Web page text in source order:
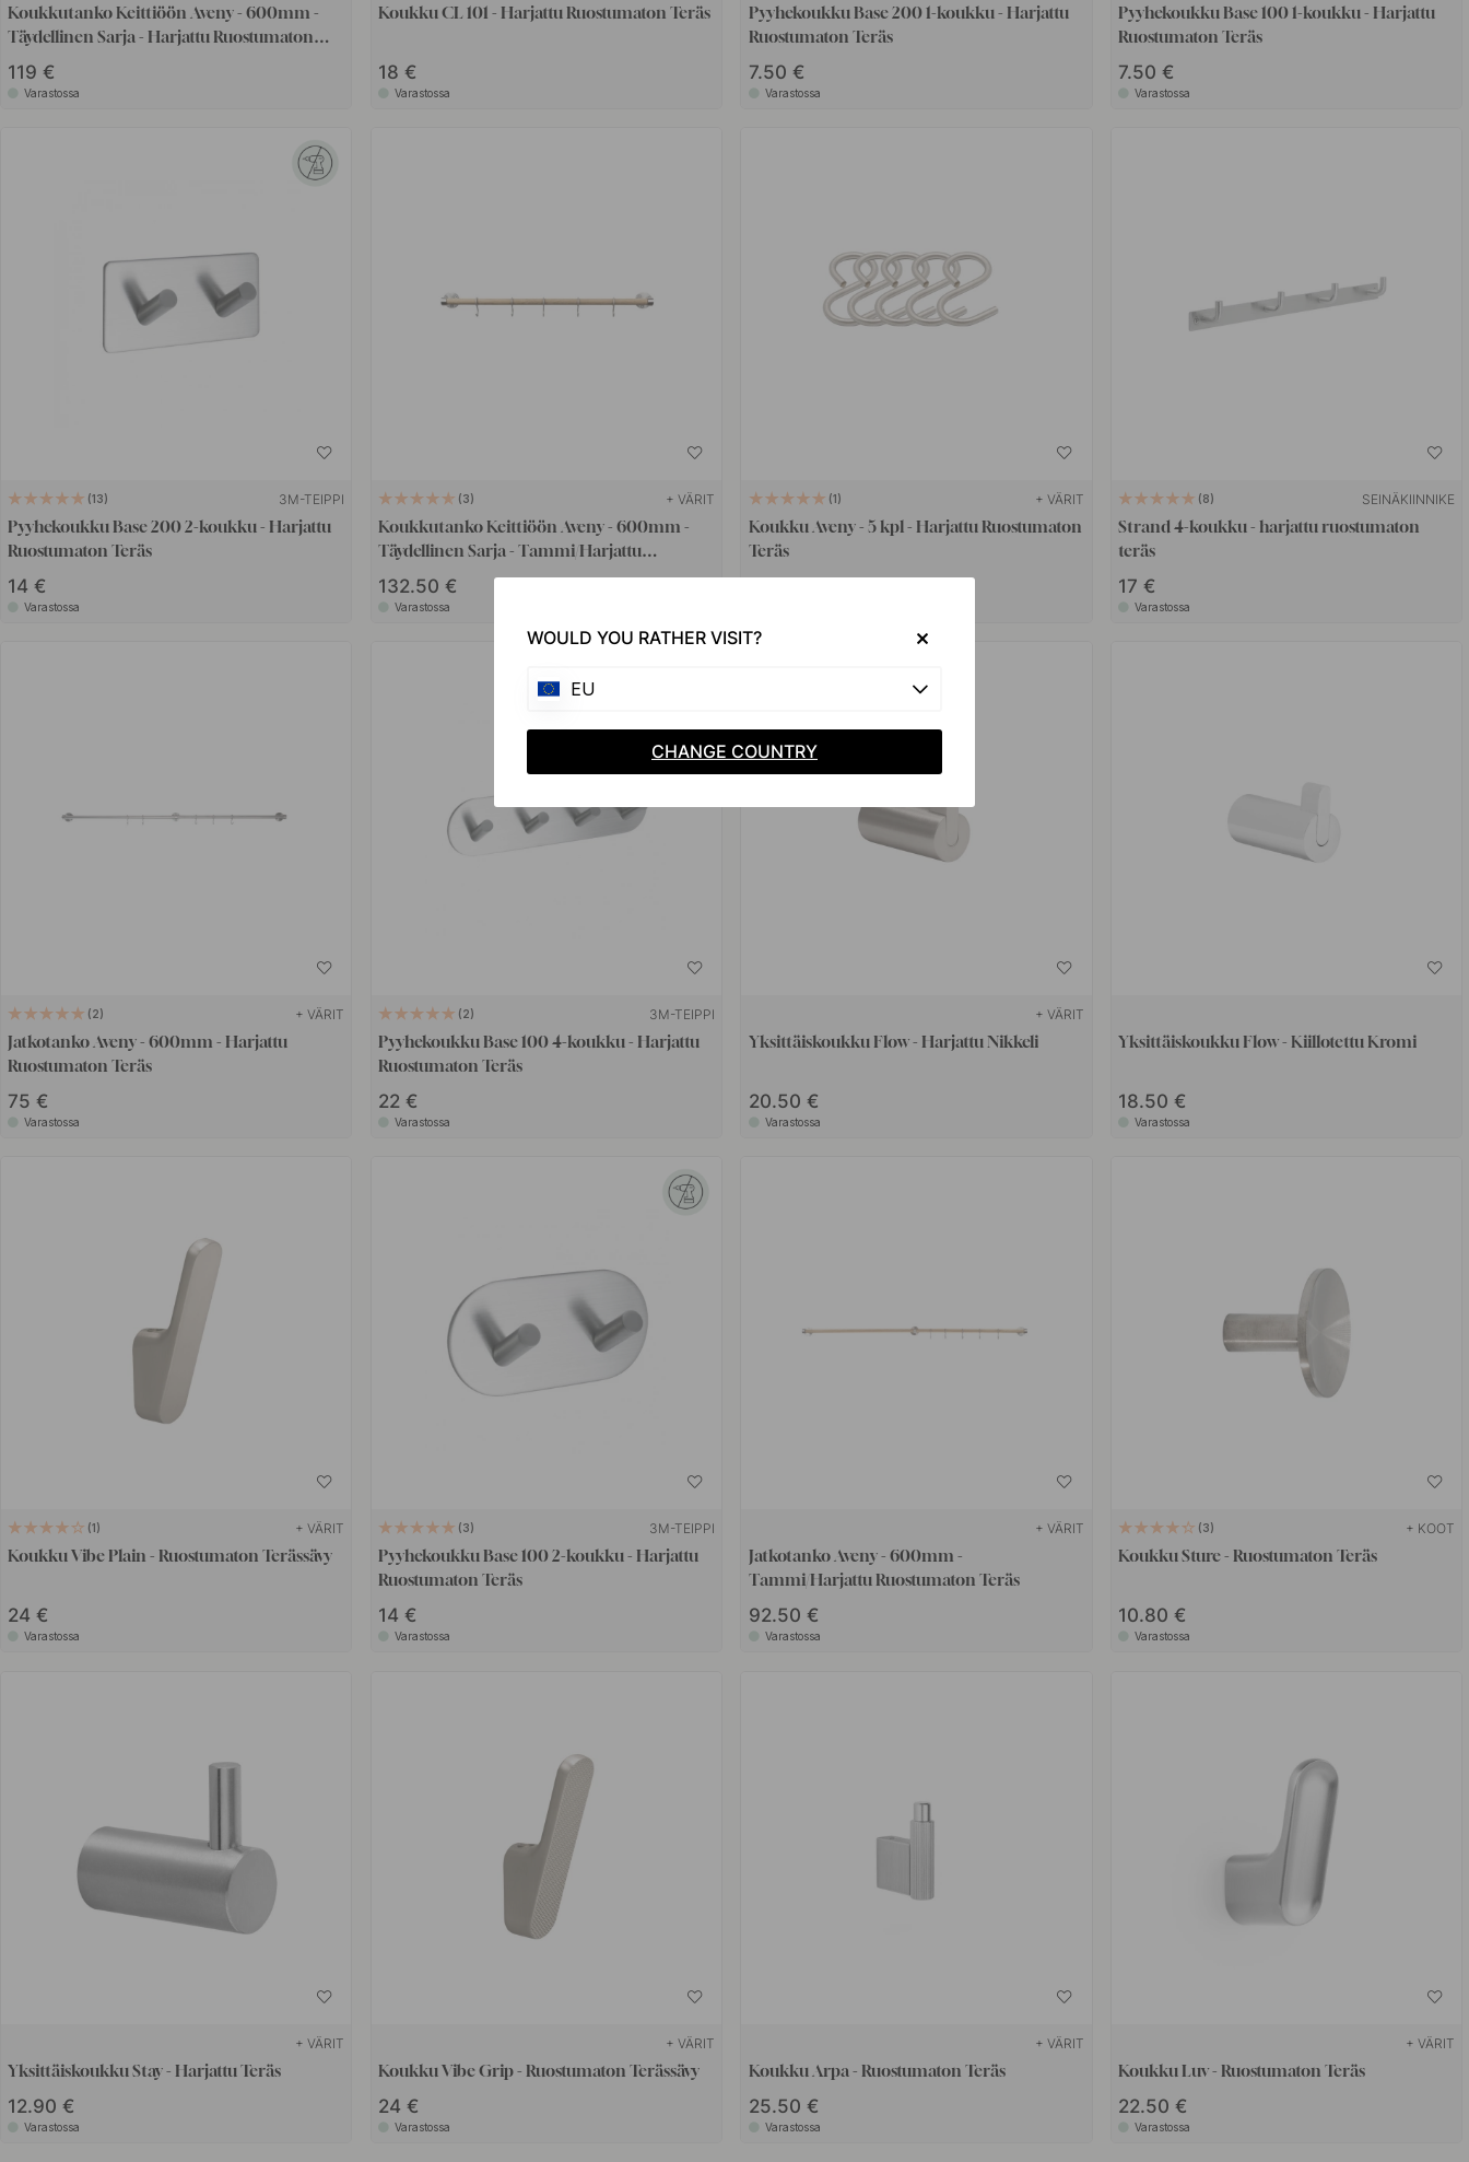
Koukkutanko Keittiöön Aveny - 600mm -
Täydellinen Sarja - Harjattu Ruostumaton
119 €
Varastossa
Koukku CL 101 - Harjattu Ruostumaton Teräs
18 €
Varastossa
Pyyhekoukku Base 200 1-koukku - Harjattu
Ruostumaton Teräs
7.50 €
Varastossa
Pyyhekoukku Base 100 1-koukku - Harjattu
Ruostumaton Teräs
7.50 €
Varastossa
13 3M-TEIPPI
Pyyhekoukku Base 200 2-koukku - Harjattu
Ruostumaton Teräs
14 €
Varastossa
3 + VÄRIT
Koukkutanko Keittiöön Aveny - 600mm -
Täydellinen Sarja - Tammi/Harjattu
Ruostumaton Teräs
132.50 €
Varastossa
1 + VÄRIT
Koukku Aveny - 5 kpl - Harjattu Ruostumaton
Teräs
8 SEINÄKIINNIKE
Strand 4-koukku - harjattu ruostumaton
teräs
17 €
Varastossa
2 + VÄRIT
Jatkotanko Aveny - 600mm - Harjattu
Ruostumaton Teräs
75 €
Varastossa
2 3M-TEIPPI
Pyyhekoukku Base 100 4-koukku - Harjattu
Ruostumaton Teräs
22 €
Varastossa
+ VÄRIT
Yksittäiskoukku Flow - Harjattu Nikkeli
20.50 €
Varastossa
Yksittäiskoukku Flow - Kiillotettu Kromi
18.50 €
Varastossa
1 + VÄRIT
Koukku Vibe Plain - Ruostumaton Terässävy
24 €
Varastossa
3 3M-TEIPPI
Pyyhekoukku Base 100 2-koukku - Harjattu
Ruostumaton Teräs
14 €
Varastossa
+ VÄRIT
Jatkotanko Aveny - 600mm -
Tammi/Harjattu Ruostumaton Teräs
92.50 €
Varastossa
3 + KOOT
Koukku Sture - Ruostumaton Teräs
10.80 €
Varastossa
+ VÄRIT
Yksittäiskoukku Stay - Harjattu Teräs
12.90 €
Varastossa
+ VÄRIT
Koukku Vibe Grip - Ruostumaton Terässävy
24 €
Varastossa
+ VÄRIT
Koukku Arpa - Ruostumaton Teräs
25.50 €
Varastossa
+ VÄRIT
Koukku Luv - Ruostumaton Teräs
22.50 €
Varastossa
WOULD YOU RATHER VISIT?
EU
CHANGE COUNTRY